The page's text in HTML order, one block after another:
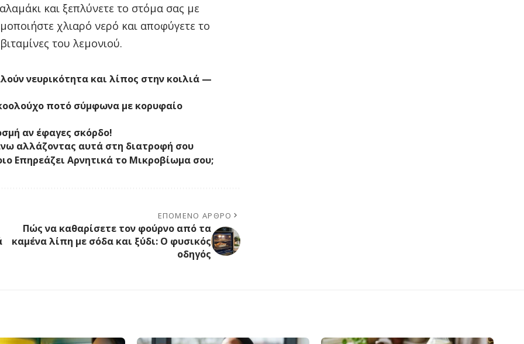
και ξεπλύνετε το στόμα σας με
χλιαρό νερό και αποφύγετε το
του λεμονιού.
νευρικότητα και λίπος στην κοιλιά —
ποτό σύμφωνα με κορυφαίο
αν έφαγες σκόρδο!
αλλάζοντας αυτά στη διατροφή σου
Επηρεάζει Αρνητικά το Μικροβίωμα σου;
ΕΠΌΜΕΝΟ ΆΡΘΡΟ
Πώς να καθαρίσετε τον φούρνο από τα
καμένα λίπη με σόδα και ξύδι: Ο φυσικός
οδηγός